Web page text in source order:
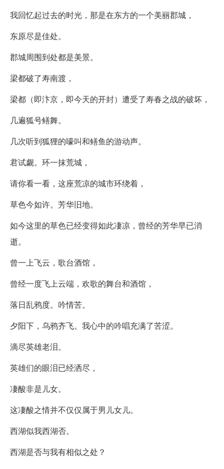
我回忆起过去的时光，那是在东方的一个美丽郡城，
东原尽是佳处。
郡城周围到处都是美景。
梁都破了寿南渡，
梁都（即汴京，即今天的开封）遭受了寿春之战的破坏，
几遍狐号鳝舞。
几次听到狐狸的嚎叫和鳝鱼的游动声。
君试觑。环一抹荒城，
请你看一看，这座荒凉的城市环绕着，
草色今如许。芳华旧地。
如今这里的草色已经变得如此凄凉，曾经的芳华早已消
逝。
曾一上飞云，歌台酒馆，
曾经一度飞上云端，欢歌的舞台和酒馆，
落日乱鸦度。吟情苦。
夕阳下，乌鸦齐飞。我心中的吟唱充满了苦涩。
滴尽英雄老泪。
英雄们的眼泪已经洒尽，
凄酸非是儿女。
这凄酸之情并不仅仅属于男儿女儿。
西湖似我西湖否。
西湖是否与我有相似之处？